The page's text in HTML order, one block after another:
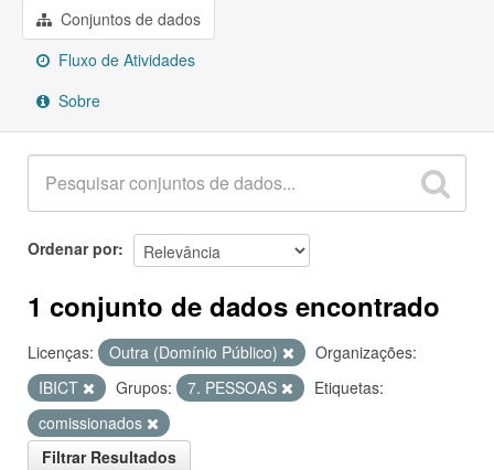
Grupos
Sobre
Conjuntos de dados
Fluxo de Atividades
Sobre
Ordenar por
1 conjunto de dados encontrado
Licenças: Outra (Domínio Público)
Organizações:
IBICT
Grupos: 7. PESSOAS
Etiquetas:
comissionados
Filtrar Resultados